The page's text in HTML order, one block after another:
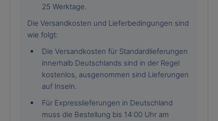
25 Werktage.
Die Versandkosten und Lieferbedingungen sind
wie folgt:
Die Versandkosten für Standardlieferungen
innerhalb Deutschlands sind in der Regel
kostenlos, ausgenommen sind Lieferungen
auf Inseln.
Für Expresslieferungen in Deutschland
muss die Bestellung bis 14:00 Uhr am